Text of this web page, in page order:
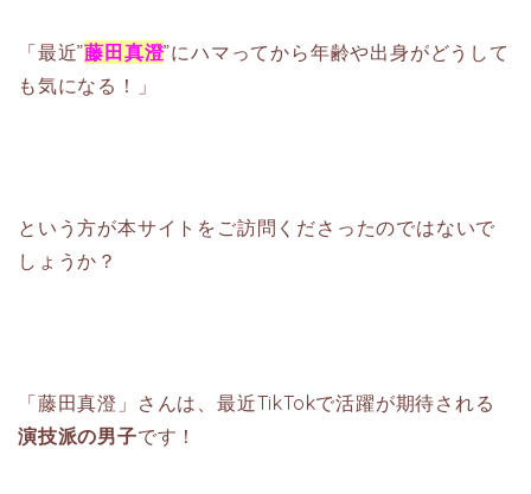
「最近”藤田真澄”にハマってから年齢や出身がどうして
も気になる！」
という方が本サイトをご訪問くださったのではないで
しょうか？
「藤田真澄」さんは、最近TikTokで活躍が期待される
演技派の男子です！